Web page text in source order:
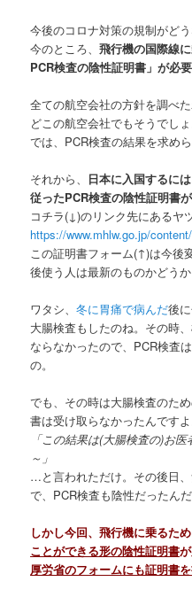
今後のコロナ対策の規制がど
今のところ、飛行機の国際線
PCR検査の陰性証明書」が必要
全ての航空会社の方針を調べ
どこの航空会社でもそうでし
では、PCR検査の結果を求めら
それから、
日本に入国するに
従ったPCR検査の陰性証明書
コチラ(↓)のリンク先にあるヤ
https://www.mhlw.go.jp/
この証明書フォーム(↑)は今後
後使う人は最新のものかどう
ワタシ、冬に胃痛で病んだ後
大腸検査もしたのね。その時
ならなかったので、PCR検査
の。
でも、その時は大腸検査のた
書は受け取らなかったんですよ
「この結果は(大腸検査の)お
～」
…と言われただけ。その後日
で、PCR検査も陰性だったん
しかし今回、飛行機に乗るた
ことができる形の陰性証明書
厚労省のフォームにも証明書